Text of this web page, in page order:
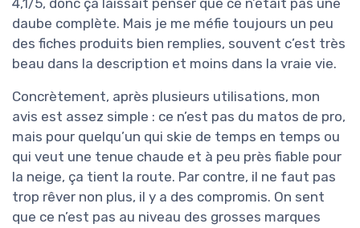
4,1/5, donc ça laissait penser que ce n’était pas une
daube complète. Mais je me méfie toujours un peu
des fiches produits bien remplies, souvent c’est très
beau dans la description et moins dans la vraie vie.
Concrètement, après plusieurs utilisations, mon
avis est assez simple : ce n’est pas du matos de pro,
mais pour quelqu’un qui skie de temps en temps ou
qui veut une tenue chaude et à peu près fiable pour
la neige, ça tient la route. Par contre, il ne faut pas
trop rêver non plus, il y a des compromis. On sent
que ce n’est pas au niveau des grosses marques